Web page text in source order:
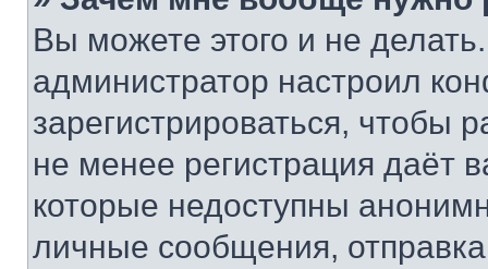
Вы можете этого и не
администратор настроил
зарегистрироваться, чтобы
не менее регистрация даёт
которые недоступны
личные сообщения,